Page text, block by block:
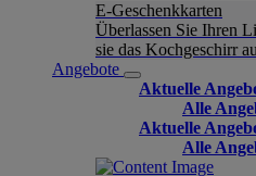
E-Geschenkkarten
Überlassen Sie Ihren
sie das Kochgeschirr
Angebote
Aktuelle
Alle
Aktuelle
Alle